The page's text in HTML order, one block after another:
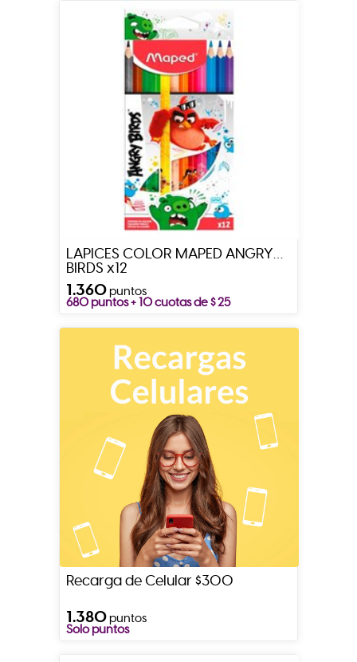
LAPICES COLOR MAPED ANGRY
BIRDS x12
1.360puntos
680 puntos + 10 cuotas de $ 25
Recarga de Celular $300
1.380puntos
Solo puntos